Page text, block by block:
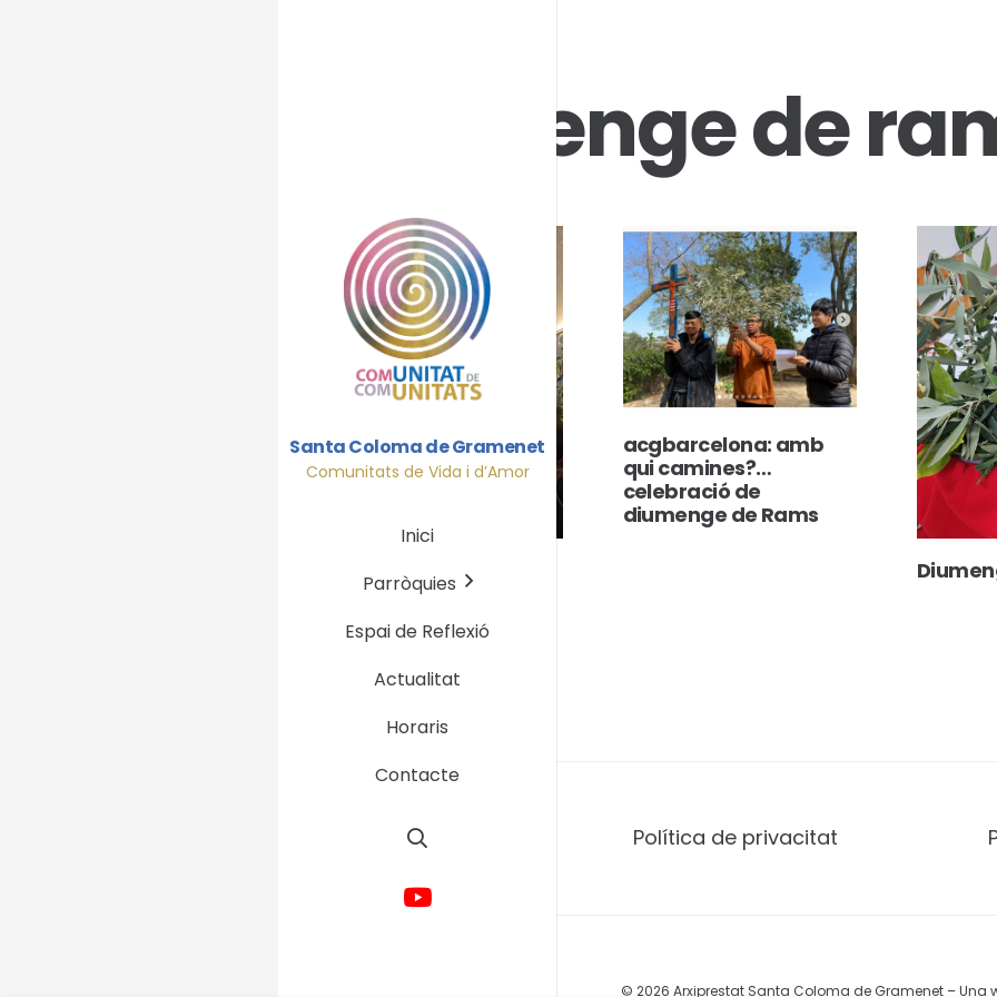
Santa Coloma de Gramenet
Comunitats de Vida i d’Amor
Inici
Parròquies
Espai de Reflexió
Actualitat
Horaris
Contacte
Diumenge de
Aclamem Jesus!! Fem
niu de vida!!!
acgbarcelona: amb
qui camines?…
celebració de
diumenge de Rams
Avís Legal Política de privacitat
© 2026 Arxiprestat Santa Coloma de Gramenet – Una